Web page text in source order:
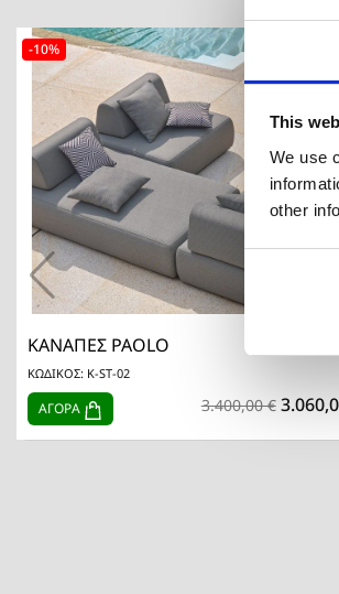
This
We use
other
Γρήγορη προβολή
ΚΑΝΑΠΕΣ PAOLO
ΚΩΔΙΚΟΣ: K-ST-02
ΑΓΟΡΑ 3.400,00 €
-10%